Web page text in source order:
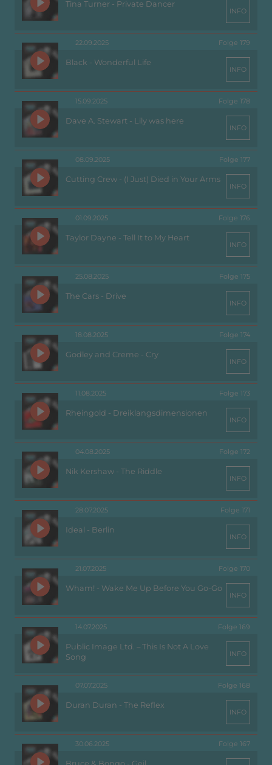
Tina Turner - Private Dancer
INFO
22.09.2025 Folge 179
Black - Wonderful Life
INFO
15.09.2025 Folge 178
Dave A. Stewart - Lily was here
INFO
08.09.2025 Folge 177
Cutting Crew - (I Just) Died in Your Arms
INFO
01.09.2025 Folge 176
Taylor Dayne - Tell It to My Heart
INFO
25.08.2025 Folge 175
The Cars - Drive
INFO
18.08.2025 Folge 174
Godley and Creme - Cry
INFO
11.08.2025 Folge 173
Rheingold - Dreiklangsdimensionen
INFO
04.08.2025 Folge 172
Nik Kershaw - The Riddle
INFO
28.07.2025 Folge 171
Ideal - Berlin
INFO
21.07.2025 Folge 170
Wham! - Wake Me Up Before You Go-Go
INFO
14.07.2025 Folge 169
Public Image Ltd. – This Is Not A Love
Song
INFO
07.07.2025 Folge 168
Duran Duran - The Reflex
INFO
30.06.2025 Folge 167